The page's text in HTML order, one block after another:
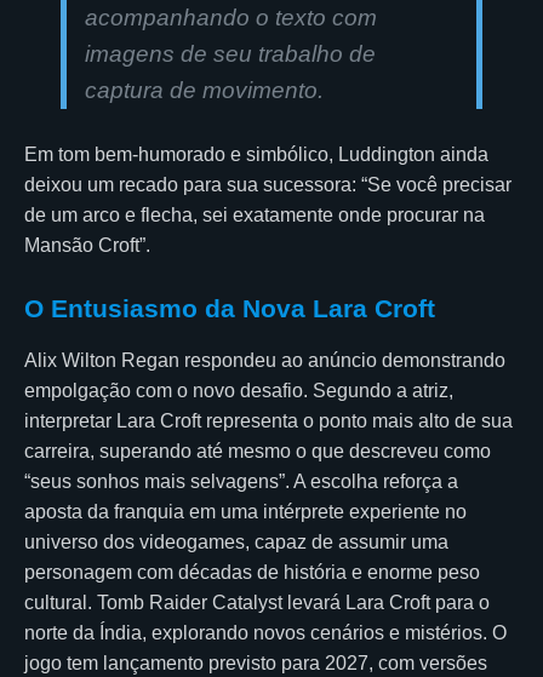
acompanhando o texto com
imagens de seu trabalho de
captura de movimento.
Em tom bem-humorado e simbólico, Luddington ainda
deixou um recado para sua sucessora: “Se você precisar
de um arco e flecha, sei exatamente onde procurar na
Mansão Croft”.
O Entusiasmo da Nova Lara Croft
Alix Wilton Regan respondeu ao anúncio demonstrando
empolgação com o novo desafio. Segundo a atriz,
interpretar Lara Croft representa o ponto mais alto de sua
carreira, superando até mesmo o que descreveu como
“seus sonhos mais selvagens”. A escolha reforça a
aposta da franquia em uma intérprete experiente no
universo dos videogames, capaz de assumir uma
personagem com décadas de história e enorme peso
cultural. Tomb Raider Catalyst levará Lara Croft para o
norte da Índia, explorando novos cenários e mistérios. O
jogo tem lançamento previsto para 2027, com versões